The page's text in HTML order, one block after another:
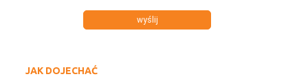
JAK DOJECHAĆ